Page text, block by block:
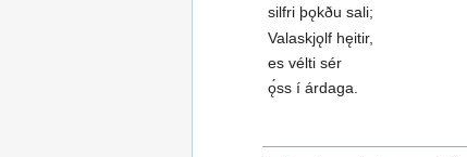
silfri þǫkðu sali;
Valaskjǫlf hęitir,
es vélti sér
ǫ́ss í árdaga.